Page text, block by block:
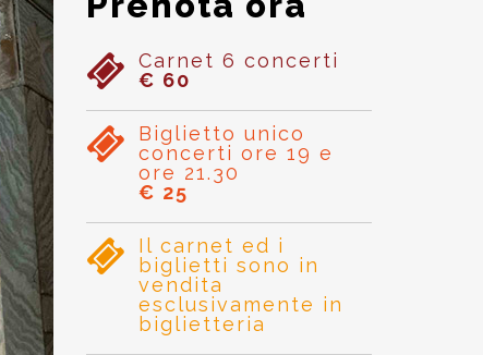
Carnet 6 concerti
€ 60
Biglietto unico
concerti ore 19 e
ore 21.30
€ 25
Il carnet ed i
biglietti sono in
vendita
esclusivamente in
biglietteria